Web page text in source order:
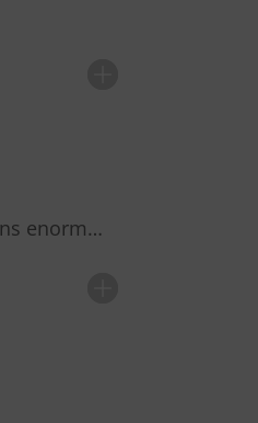
enorm…